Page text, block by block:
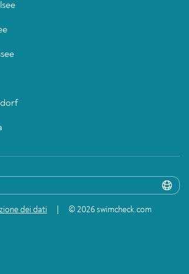
dei dati © 2026 swimcheck.com